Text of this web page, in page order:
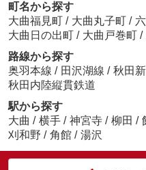
町名から探す
大曲福見町 / 大曲丸子町 /
大曲日の出町 / 大曲戸巻町 /
路線から探す
奥羽本線 / 田沢湖線 / 秋田
秋田内陸縦貫鉄道
駅から探す
大曲 / 横手 / 神宮寺 / 柳田 /
刈和野 / 角館 / 湯沢